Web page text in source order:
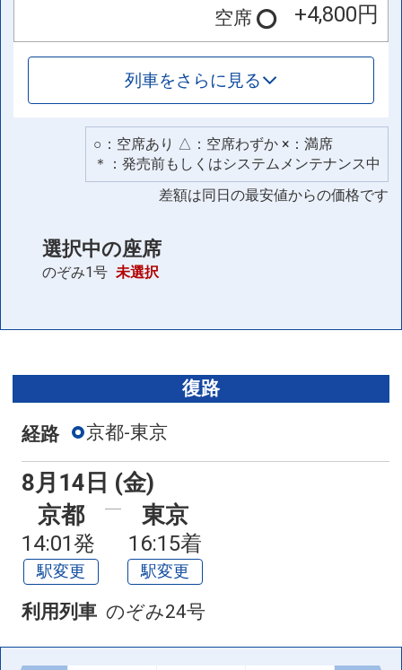
空席
+4,800円
列車をさらに見る
○：空席あり △：空席わずか ×：満席
＊：発売前もしくはシステムメンテナンス中
差額は同日の最安値からの価格です
選択中の座席
のぞみ1号 未選択
復路
経路 京都-東京
8月14日 (金)
京都
14:01発
駅変更
東京
16:15着
駅変更
利用列車 のぞみ24号